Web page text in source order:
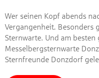
Wer seinen Kopf abends
Vergangenheit. Besonders
Sternwarte. Und am
Messelbergsternwarte
Sternfreunde Donzdorf
Beantworten Sie
Welches